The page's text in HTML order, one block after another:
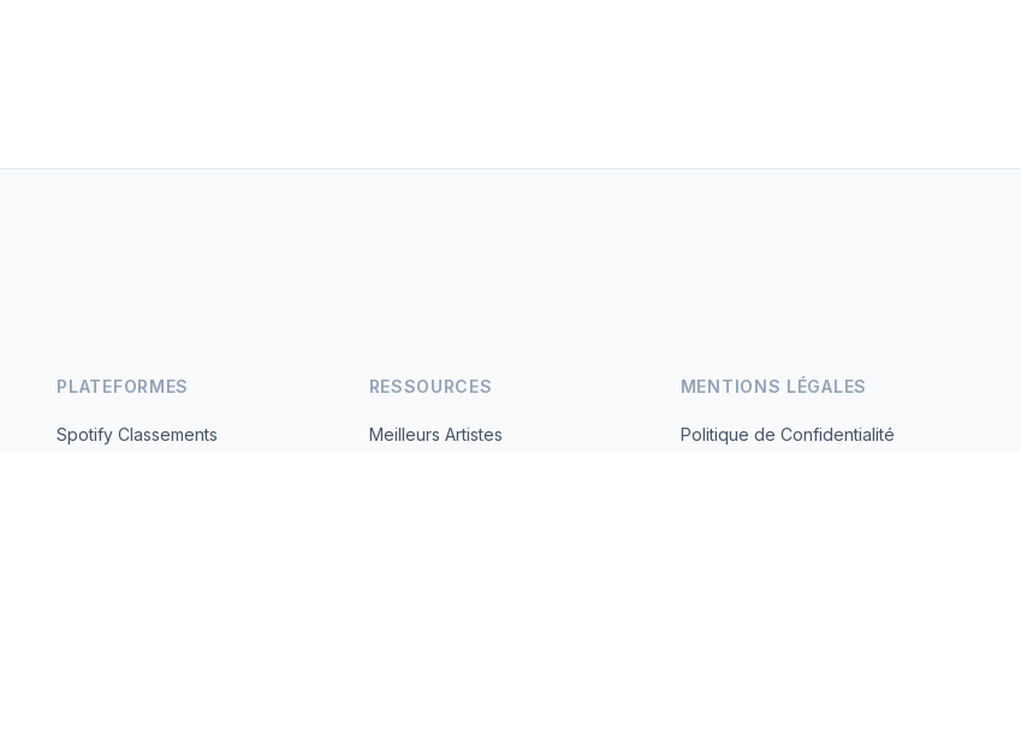
PLATEFORMES
Spotify Classements
RESSOURCES
Meilleurs Artistes
MENTIONS LÉGALES
Politique de Confidentialité